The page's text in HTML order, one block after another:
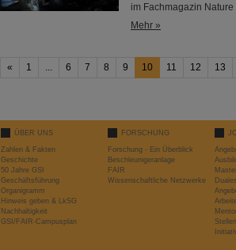
im Fachmagazin Nature
Mehr »
« 1 6 7 8 9 10 11 12 13
ÜBER UNS
Zahlen & Fakten
Geschichte
50 Jahre GSI
Geschäftsführung
Organigramm
Hinweis geben & LkSG
Nachhaltigkeit
GSI/FAIR-Campusplan
FORSCHUNG
Forschung - Ein Überblick
Beschleunigeranlage
FAIR
Wissenschaftliche Netzwerke